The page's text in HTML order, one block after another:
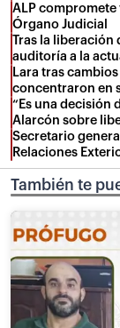
ALP compromete
Órgano Judicial
Tras la liberación
auditoría a la
Lara tras
concentraron en
“Es una decisión
Alarcón sobre
Secretario
Relaciones
También te